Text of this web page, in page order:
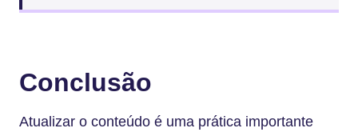
Conclusão
Atualizar o conteúdo é uma prática importante